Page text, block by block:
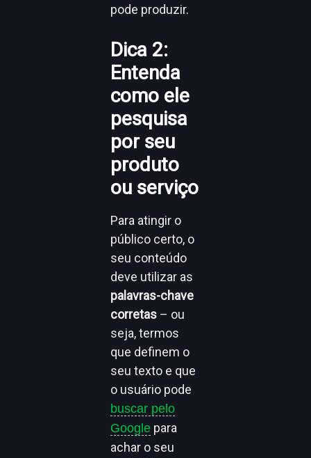
pode produzir.
Dica 2:
Entenda
como ele
pesquisa
por seu
produto
ou serviço
Para atingir o
público certo, o
seu conteúdo
deve utilizar as
palavras-chave
corretas – ou
seja, termos
que definem o
seu texto e que
o usuário pode
buscar pelo
Google para
achar o seu